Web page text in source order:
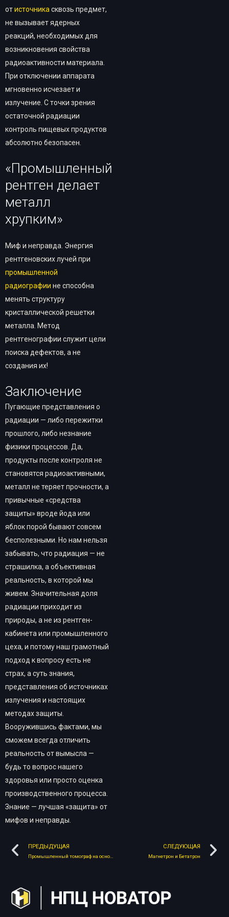
отисточника сквозь предмет,
не вызывает ядерных
реакций, необходимых для
возникновения свойства
радиоактивности материала.
При отключении аппарата
мгновенно исчезает и
излучение. С точки зрения
остаточной радиации
контроль пищевых продуктов
абсолютно безопасен.
«Промышленный
рентген делает
металл
хрупким»
Миф и неправда. Энергия
рентгеновских лучей при
промышленной
радиографии не способна
менять структуру
кристаллической решетки
металла. Метод
рентгенографии служит цели
поиска дефектов, а не
создания их!
Заключение
Пугающие представления о
радиации — либо пережитки
прошлого, либо незнание
физики процессов. Да,
продукты после контроля не
становятся радиоактивными,
металл не теряет прочности, а
привычные «средства
защиты» вроде йода или
яблок порой бывают совсем
бесполезными. Но нам нельзя
забывать, что радиация — не
страшилка, а объективная
реальность, в которой мы
живем. Значительная доля
радиации приходит из
природы, а не из рентген-
кабинета или промышленного
цеха, и потому наш грамотный
подход к вопросу есть не
страх, а суть знания,
представления об источниках
излучения и настоящих
методах защиты.
Вооружившись фактами, мы
сможем всегда отличить
реальность от вымысла —
будь то вопрос нашего
здоровья или просто оценка
производственного процесса.
Знание — лучшая «защита» от
мифов и неправды.
ПРЕДЫДУЩАЯ
Промышленный томограф на основе линейного ускорителя
СЛЕДУЮЩАЯ
Магнетрон и Бетатрон